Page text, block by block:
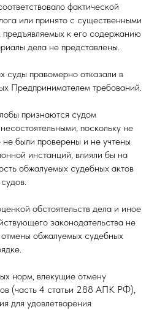
фактической
или принято с существенными
к его содержанию
дела не представлены.
суды правомерно отказали в
Предпринимателем требований.
признаются судом
поскольку не
были проверены и не учтены
инстанций, влияли бы на
обжалуемых судебных актов
обстоятельств дела и иное
законодательства не
обжалуемых судебных
норм, влекущие отмену
(часть 4 статьи 288 АПК РФ),
для удовлетворения